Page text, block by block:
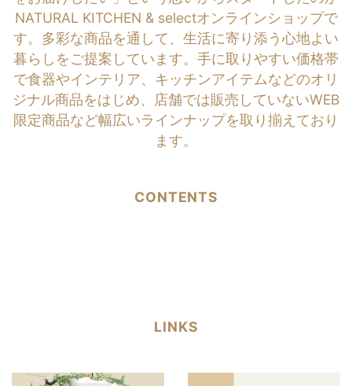
NATURAL KITCHEN & selectオンラインショップで
す。多彩な商品を通して、生活に寄り添う心地よい
暮らしをご提案しています。手に取りやすい価格帯
で食器やインテリア、キッチンアイテムなどのオリ
ジナル商品をはじめ、店舗では販売していないWEB
限定商品など幅広いラインナップを取り揃えており
ます。
CONTENTS
LINKS